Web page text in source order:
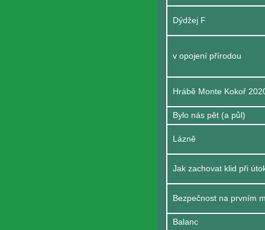
Dýdžej F
v opojení přírodou
Hrábě Monte Kokoř
Bylo nás pět (a půl)
Lázně
Jak zachovat klid při
Bezpečnost na prvním
Balanc